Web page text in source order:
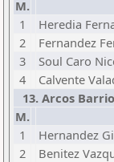
M.
1
Heredia
2
Fernandez
3
Soul Caro
4
Calvente
13. Arcos
M.
1
Hernandez
2
Benitez